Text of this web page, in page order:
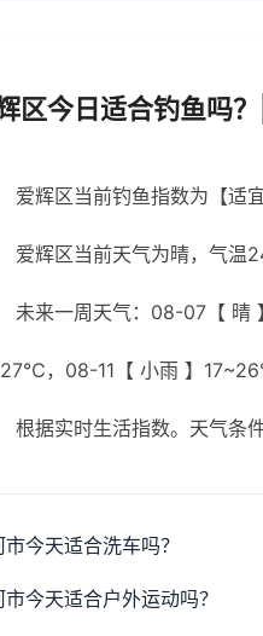
区今日适合钓鱼吗
爱辉区当前钓鱼指数为【适宜
爱辉区当前天气为晴，气温
未来一周天气：08-07【
，08-11【 小雨 】
根据实时生活指数。天气条
今天适合洗车吗？
市今天适合户外运动吗？